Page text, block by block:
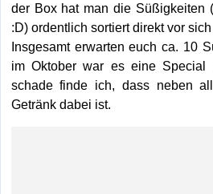
der Box hat man die Süßigkeiten
:D) ordentlich sortiert direkt vor
Insgesamt erwarten euch ca. 10
im Oktober war es eine Special
schade finde ich, dass neben
Getränk dabei ist.